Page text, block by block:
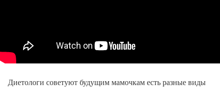
Диетологи советуют будущим мамочкам есть разные виды